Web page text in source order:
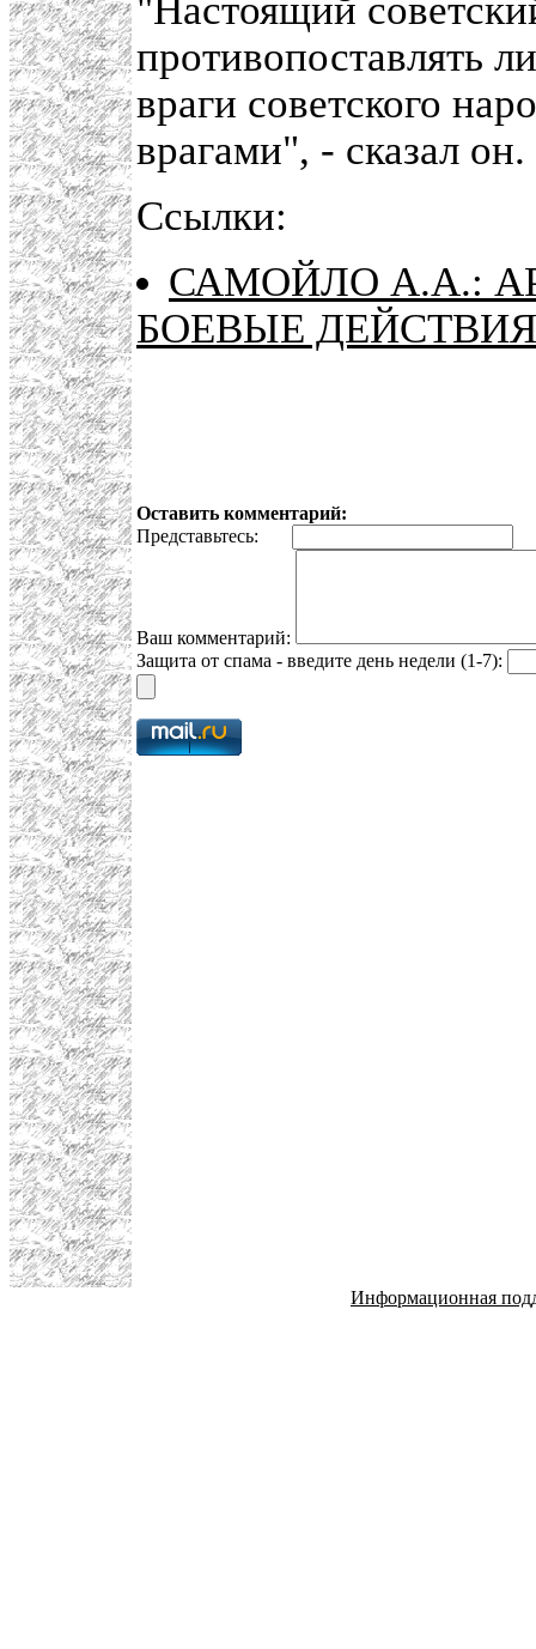
"Настоящий
противопоставлять
враги советского
врагами", - сказал он.
Ссылки:
САМОЙЛО А.А.:
БОЕВЫЕ
Оставить комментарий:
Представьтесь:
Ваш комментарий:
Защита от спама - введите день недели (1-7):
Информационная